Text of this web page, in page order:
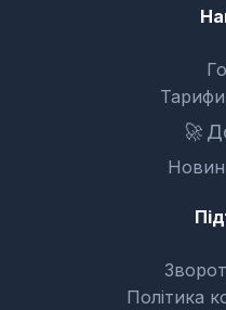
🚀
Політика